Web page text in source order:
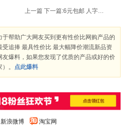
上一篇 下一篇: 6元包邮 人字拖 凉拖
帮助广大网友买到更有性价比网购产品的
追捧 最具性价比 最大幅降价潮流新品资
爆料，如果您发现了优质的产品或好的价
。 点此爆料
新浪微博 淘宝网